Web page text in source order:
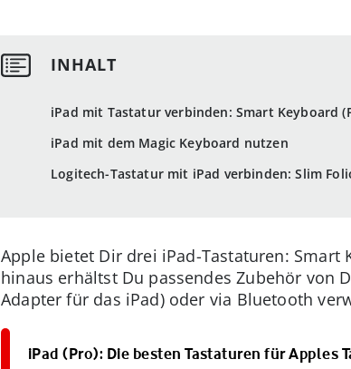
iPad mit Tastatur verbinden: Smart Keyboard
iPad mit dem Magic Keyboard nutzen
Logitech-Tastatur mit iPad verbinden: Slim
Apple bietet Dir drei iPad-Tastaturen: Smart
hinaus erhältst Du passendes Zubehör von
Adapter für das iPad) oder via Bluetooth
iPad (Pro): Die besten Tastaturen für Apples